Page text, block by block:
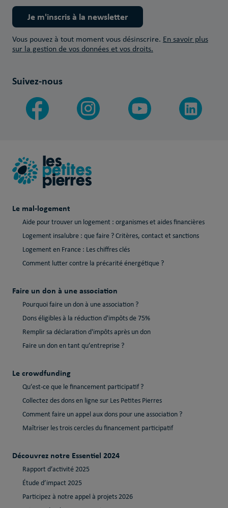
Je m'inscris à la newsletter
Vous pouvez à tout moment vous désinscrire. En savoir plus
sur la gestion de vos données et vos droits.
Suivez-nous
Le mal-logement
Aide pour trouver un logement : organismes et aides financières
Logement insalubre : que faire ? Critères, contact et sanctions
Logement en France : Les chiffres clés
Comment lutter contre la précarité énergétique ?
Faire un don à une association
Pourquoi faire un don à une association ?
Dons éligibles à la réduction d'impôts de 75%
Remplir sa déclaration d'impôts après un don
Faire un don en tant qu’entreprise ?
Le crowdfunding
Qu’est-ce que le financement participatif ?
Collectez des dons en ligne sur Les Petites Pierres
Comment faire un appel aux dons pour une association ?
Maîtriser les trois cercles du financement participatif
Découvrez notre Essentiel 2024
Rapport d’activité 2025
Étude d’impact 2025
Participez à notre appel à projets 2026